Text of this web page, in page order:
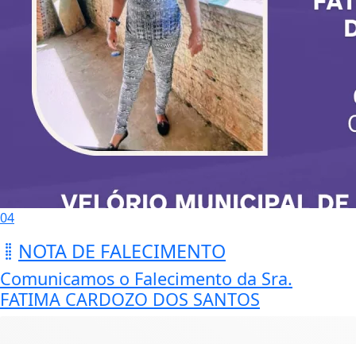
04
NOTA DE FALECIMENTO
Comunicamos o Falecimento da Sra.
FATIMA CARDOZO DOS SANTOS